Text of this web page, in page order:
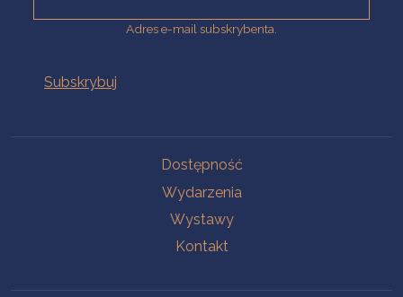
Adres e-mail subskrybenta.
Dostępność
Wydarzenia
Wystawy
Kontakt